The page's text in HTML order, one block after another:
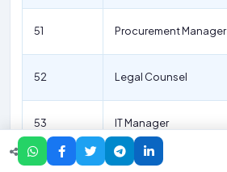
51 Procurement Manager
52 Legal Counsel
53 IT Manager
54 HR Manager